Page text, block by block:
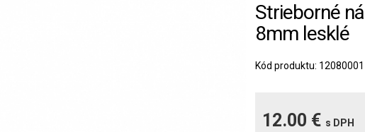
Strieborné
8mm lesklé
Kód produktu: 12080001
12.00 € s DPH